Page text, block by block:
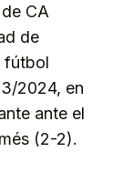
CA
de
fútbol
2024, en
ante el
(2-2).